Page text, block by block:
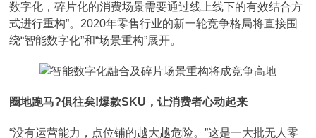
数字化，碎片化的消费场景需要通过线上线下的有效结合方
式进行重构”。2020年零售行业的新一轮竞争格局将直接围
绕“智能数字化”和“场景重构”展开。
圈地跑马?俱往矣!爆款SKU，让消费者心动起来
“没有运营能力，点位铺的越大越危险。”这是一大批无人零